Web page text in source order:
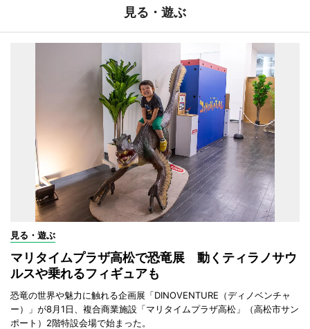
見る・遊ぶ
見る・遊ぶ
マリタイムプラザ高松で恐竜展 動くティラノサウ
ルスや乗れるフィギュアも
恐竜の世界や魅力に触れる企画展「DINOVENTURE（ディノベンチャ
ー）」が8月1日、複合商業施設「マリタイムプラザ高松」（高松市サン
ポート）2階特設会場で始まった。